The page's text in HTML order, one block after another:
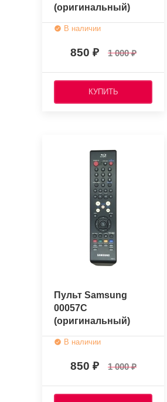
(оригинальный)
В наличии
850 1 000
КУПИТЬ
Пульт Samsung
00057C
(оригинальный)
В наличии
850 1 000